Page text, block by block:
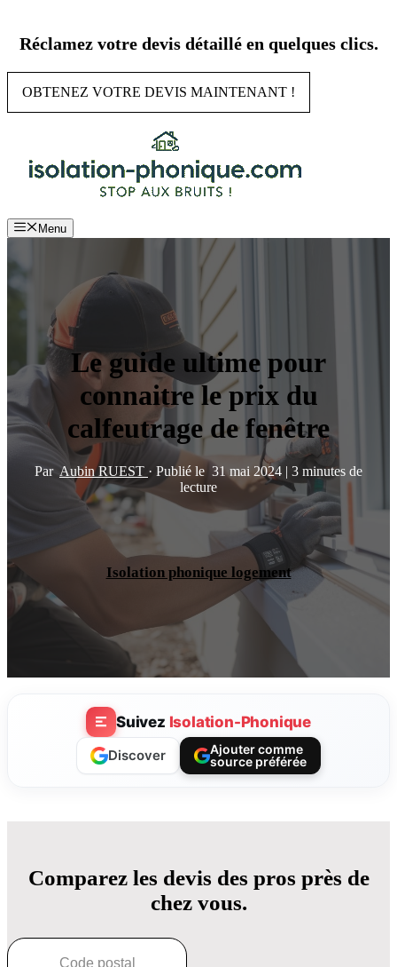
contenu
Réclamez votre devis détaillé en quelques clics.
OBTENEZ VOTRE DEVIS MAINTENANT !
Menu
Le guide ultime pour
connaitre le prix du
calfeutrage de fenêtre
Par Aubin RUEST · Publié le 31 mai 2024 | 3 minutes de
lecture
Isolation phonique logement
Suivez Isolation-Phonique
Discover
Ajouter comme
source préférée
Comparez les devis des pros près de
chez vous.